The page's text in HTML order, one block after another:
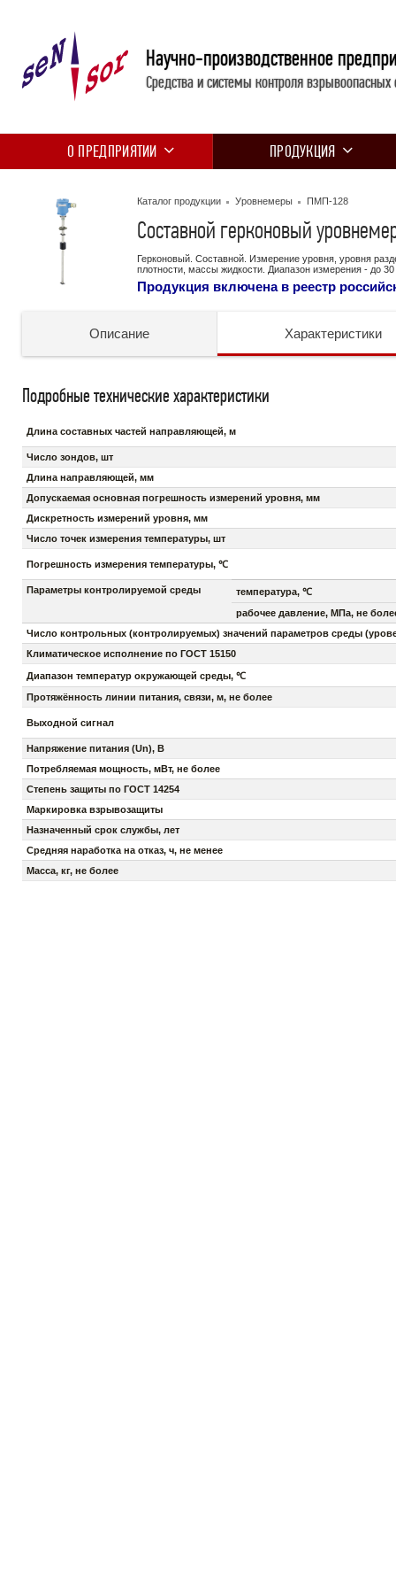
Научно-производственное
Средства и системы контроля взрывоопасных
О ПРЕДПРИЯТИИ ПРОДУКЦИЯ
Каталог продукции Уровнемеры ПМП-128
Составной герконовый
Герконовый. Составной. Измерение уровня, уровня
плотности, массы жидкости. Диапазон измерения - до
Продукция включена в реестр
Описание Характеристики
Подробные технические характеристики
Длина составных частей направляющей, м
Число зондов, шт
Длина направляющей, мм
Допускаемая основная погрешность измерений уровня, мм
Дискретность измерений уровня, мм
Число точек измерения температуры, шт
Погрешность измерения температуры, ℃
Параметры контролируемой среды
температура, ℃
рабочее давление, МПа, не
Число контрольных (контролируемых) значений параметров среды
Климатическое исполнение по ГОСТ 15150
Диапазон температур окружающей среды, ℃
Протяжённость линии питания, связи, м, не более
Выходной сигнал
Напряжение питания (Un), В
Потребляемая мощность, мВт, не более
Степень защиты по ГОСТ 14254
Маркировка взрывозащиты
Назначенный срок службы, лет
Средняя наработка на отказ, ч, не менее
Масса, кг, не более